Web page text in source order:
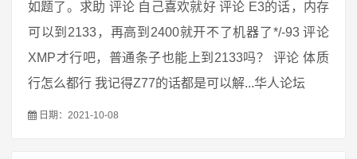
如题了。求助 评论 自己喜欢就好 评论 E3的话，内存
可以到2133，再高到2400就开不了机器了*/-93 评论
XMP才行吧，普通条子也能上到2133吗？ 评论 体质
行怎么都行 我记得Z77的话都是可以解...华人论坛
日期：2021-10-08